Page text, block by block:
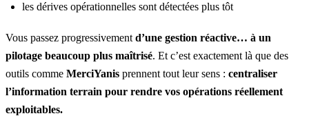
les dérives opérationnelles sont détectées plus tôt
Vous passez progressivement d’une gestion réactive… à un
pilotage beaucoup plus maîtrisé. Et c’est exactement là que des
outils comme MerciYanis prennent tout leur sens : centraliser
l’information terrain pour rendre vos opérations réellement
exploitables.